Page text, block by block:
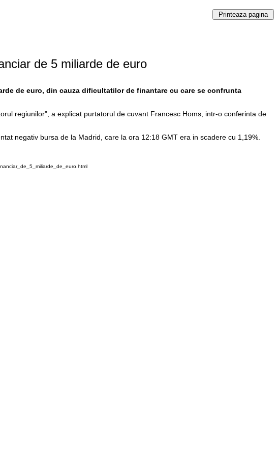
de 5 miliarde de euro
de euro, din cauza dificultatilor de finantare cu care se confrunta
regiunilor", a explicat purtatorul de cuvant Francesc Homs, intr-o conferinta de
negativ bursa de la Madrid, care la ora 12:18 GMT era in scadere cu 1,19%.